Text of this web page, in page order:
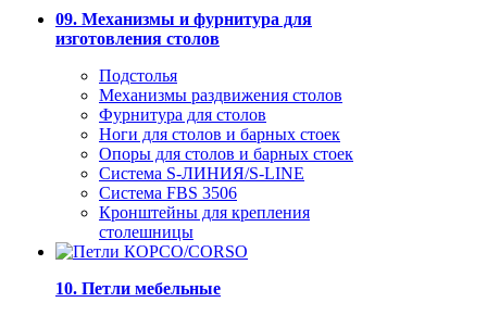
09. Механизмы и фурнитура для
изготовления столов
Подстолья
Механизмы раздвижения столов
Фурнитура для столов
Ноги для столов и барных стоек
Опоры для столов и барных стоек
Система S-ЛИНИЯ/S-LINE
Система FBS 3506
Кронштейны для крепления
столешницы
10. Петли мебельные